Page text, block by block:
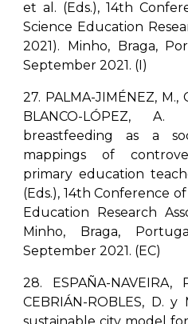
et al. (Eds.), 14th
Science Education
2021). Minho, Braga,
September 2021. (I)
27. PALMA-JIMÉNEZ, M.,
BLANCO-LÓPEZ,
breastfeeding as a
mappings of
primary education
(Eds.), 14th Conference
Education Research
Minho, Braga,
September 2021. (EC)
28. ESPAÑA-NAVEIRA,
CEBRIÁN-ROBLES, D. y